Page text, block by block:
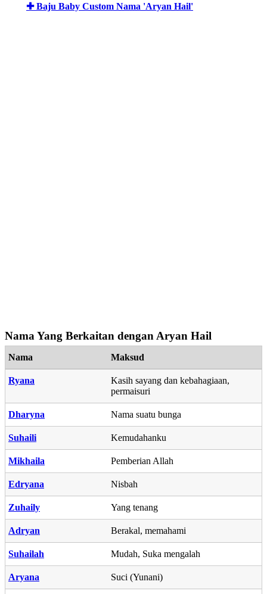
✚ Baju Baby Custom Nama 'Aryan Hail'
Nama Yang Berkaitan dengan Aryan Hail
Nama Maksud
Ryana
Kasih sayang dan kebahagiaan,
permaisuri
Dharyna Nama suatu bunga
Suhaili Kemudahanku
Mikhaila Pemberian Allah
Edryana Nisbah
Zuhaily Yang tenang
Adryan Berakal, memahami
Suhailah Mudah, Suka mengalah
Aryana Suci (Yunani)